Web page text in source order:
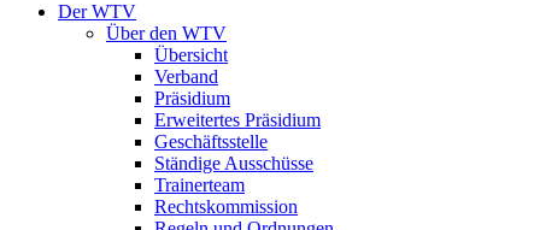
Der WTV
Über den WTV
Übersicht
Verband
Präsidium
Erweitertes Präsidium
Geschäftsstelle
Ständige Ausschüsse
Trainerteam
Rechtskommission